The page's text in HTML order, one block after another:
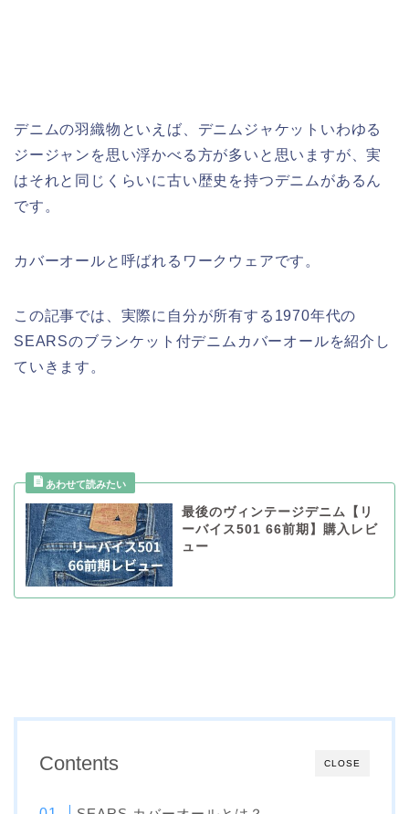
デニムの羽織物といえば、デニムジャケットいわゆる
ジージャンを思い浮かべる方が多いと思いますが、実
はそれと同じくらいに古い歴史を持つデニムがあるん
です。
カバーオールと呼ばれるワークウェアです。
この記事では、実際に自分が所有する1970年代の
SEARSのブランケット付デニムカバーオールを紹介し
ていきます。
最後のヴィンテージデニム【リ
ーバイス501 66前期】購入レビ
ュー
CLOSE
Contents